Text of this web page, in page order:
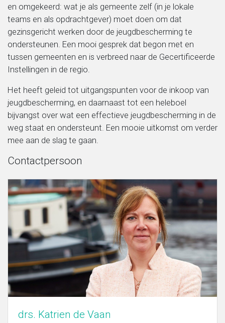
en omgekeerd: wat je als gemeente zelf (in je lokale
teams en als opdrachtgever) moet doen om dat
gezinsgericht werken door de jeugdbescherming te
ondersteunen. Een mooi gesprek dat begon met en
tussen gemeenten en is verbreed naar de Gecertificeerde
Instellingen in de regio.
Het heeft geleid tot uitgangspunten voor de inkoop van
jeugdbescherming, en daarnaast tot een heleboel
bijvangst over wat een effectieve jeugdbescherming in de
weg staat en ondersteunt. Een mooie uitkomst om verder
mee aan de slag te gaan.
Contactpersoon
drs. Katrien de Vaan